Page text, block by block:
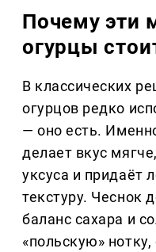
Почему эти
огурцы
В классических
огурцов редко
— оно есть.
делает вкус
уксуса и придаёт
текстуру. Чеснок
баланс сахара и
«польскую»